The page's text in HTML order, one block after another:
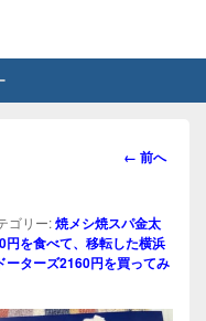
画
ビ
ゲ
ー
← 前へ
ゴリー:焼メシ焼スパ金太
を食べて、移転した横浜
ーターズ2160円を買ってみ